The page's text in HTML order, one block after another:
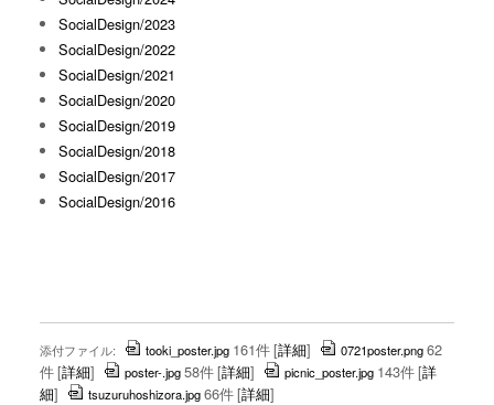
SocialDesign/2023
SocialDesign/2022
SocialDesign/2021
SocialDesign/2020
SocialDesign/2019
SocialDesign/2018
SocialDesign/2017
SocialDesign/2016
添付ファイル: tooki_poster.jpg 161件[詳細] 0721poster.png62
件[詳細] poster-.jpg58件[詳細] picnic_poster.jpg 143件[詳
細] tsuzuruhoshizora.jpg66件[詳細]